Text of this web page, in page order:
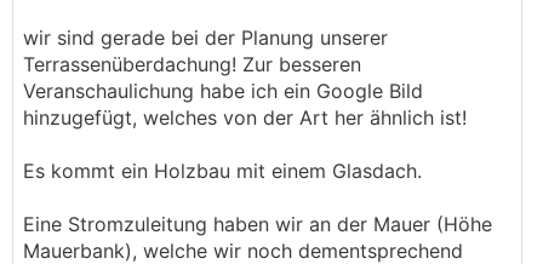
wir sind gerade bei der Planung unserer
Terrassenüberdachung! Zur besseren
Veranschaulichung habe ich ein Google Bild
hinzugefügt, welches von der Art her ähnlich ist!
Es kommt ein Holzbau mit einem Glasdach.
Eine Stromzuleitung haben wir an der Mauer (Höhe
Mauerbank), welche wir noch dementsprechend